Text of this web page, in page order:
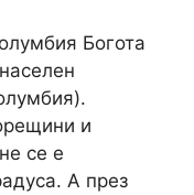
Богота
и
се е
А през